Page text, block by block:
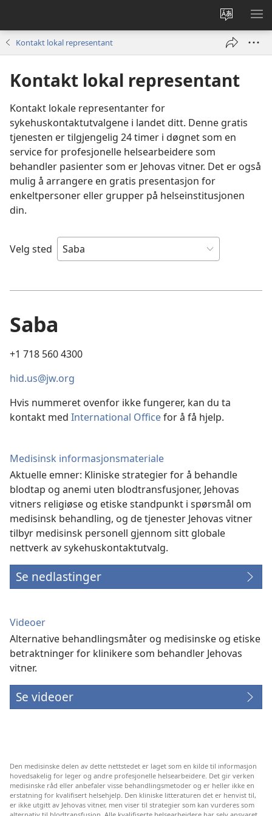
Endre
språk
VIS
Kontakt lokal representant
Kontakt lokal representant
Kontakt lokale representanter for
sykehuskontaktutvalgene i landet ditt. Denne gratis
tjenesten er tilgjengelig 24 timer i døgnet som en
service for profesjonelle helsearbeidere som
behandler pasienter som er Jehovas vitner. Det er også
mulig å arrangere en gratis presentasjon for
enkeltpersoner eller grupper på helseinstitusjonen
din.
Velg sted
Saba
+1 718 560 4300
hid.us@jw.org
Hvis nummeret ovenfor ikke fungerer, kan du ta
kontakt med International Officefor å få hjelp.
Medisinsk informasjonsmateriale
Aktuelle emner: Kliniske strategier for å behandle
blodtap og anemi uten blodtransfusjoner, Jehovas
vitners religiøse og etiske standpunkt i spørsmål om
medisinsk behandling, og de tjenester Jehovas vitner
tilbyr medisinsk personell gjennom sitt globale
nettverk av sykehuskontaktutvalg.
Se nedlastinger
Videoer
Alternative behandlingsmåter og medisinske og etiske
betraktninger for klinikere som behandler Jehovas
vitner.
Se videoer
Den medisinske delen av dette nettstedet er laget som en kilde til informasjon
hovedsakelig for leger og andre profesjonelle helsearbeidere. Det gir verken
medisinske råd eller anbefaler visse behandlingsmetoder og er heller ikke en
erstatning for kvalifisert helsehjelp. Den kliniske litteraturen det er henvist til,
er ikke utgitt av Jehovas vitner, men viser til strategier som kan vurderes som